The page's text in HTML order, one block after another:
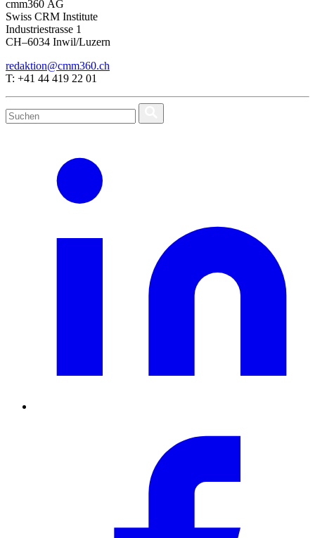
cmm360 AG
Swiss CRM Institute
Industriestrasse 1
CH–6034 Inwil/Luzern
redaktion@cmm360.ch
T: +41 44 419 22 01